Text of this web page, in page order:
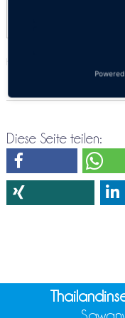
Diese Seite teilen: